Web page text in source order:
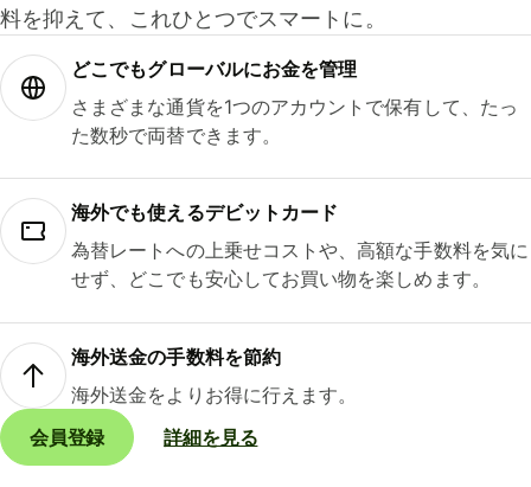
料を抑えて、これひとつでスマートに。
どこでもグ⁠ロ⁠ー⁠バ⁠ルにお金を管理
さまざまな通貨を1つのアカウントで保有して、たっ
た数秒で両替できます。
海外でも使えるデビットカード
為替レートへの上乗せコストや、高額な手数料を気に
せず、どこでも安心してお買い物を楽しめます。
海外送金の手数料を節約
海外送金をよりお得に行えます。
会員登録
詳細を見る